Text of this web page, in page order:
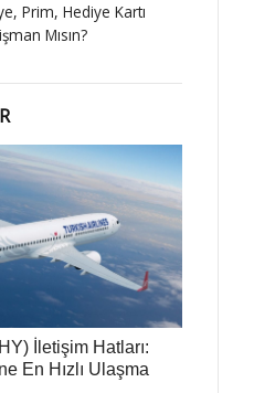
Prim, Hediye Kartı
Mısın?
İletişim Hatları:
En Hızlı Ulaşma